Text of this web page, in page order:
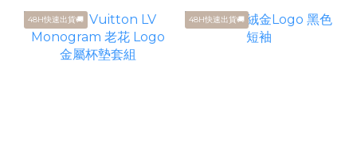
48H快速出貨🚚 48H快速出貨🚚